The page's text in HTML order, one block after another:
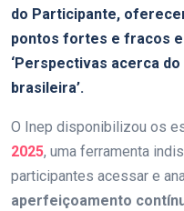
do Participante,
pontos fortes e fracos
‘Perspectivas acerca
brasileira’.
O Inep disponibilizou os
2025, uma ferramenta
participantes acessar e
aperfeiçoamento